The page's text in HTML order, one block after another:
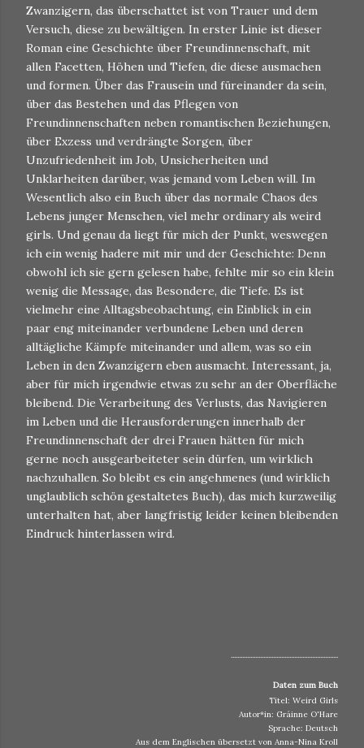
Zwanzigern, das überschattet ist von Trauer und dem
Versuch, diese zu bewältigen. In erster Linie ist dieser
Roman eine Geschichte über Freundinnenschaft, mit
allen Facetten, Höhen und Tiefen, die diese ausmachen
und formen. Über das Frausein und füreinander da sein,
über das Bestehen und das Pflegen von
Freundinnenschaften neben romantischen Beziehungen,
über Exzess und verdrängte Sorgen, über
Unzufriedenheit im Job, Unsicherheiten und
Unklarheiten darüber, was jemand vom Leben will. Im
Wesentlich also ein Buch über das normale Chaos des
Lebens junger Menschen, viel mehr ordinary als weird
girls. Und genau da liegt für mich der Punkt, weswegen
ich ein wenig hadere mit mir und der Geschichte: Denn
obwohl ich sie gern gelesen habe, fehlte mir so ein klein
wenig die Message, das Besondere, die Tiefe. Es ist
vielmehr eine Alltagsbeobachtung, ein Einblick in ein
paar eng miteinander verbundene Leben und deren
alltägliche Kämpfe miteinander und allem, was so ein
Leben in den Zwanzigern eben ausmacht. Interessant, ja,
aber für mich irgendwie etwas zu sehr an der Oberfläche
bleibend. Die Verarbeitung des Verlusts, das Navigieren
im Leben und die Herausforderungen innerhalb der
Freundinnenschaft der drei Frauen hätten für mich
gerne noch ausgearbeiteter sein dürfen, um wirklich
nachzuhallen. So bleibt es ein angehmenes (und wirklich
unglaublich schön gestaltetes Buch), das mich kurzweilig
unterhalten hat, aber langfristig leider keinen bleibenden
Eindruck hinterlassen wird.
..................................................................
Daten zum Buch
Titel: Weird Girls
Autor*in: Gráinne O'Hare
Sprache: Deutsch
Aus dem Englischen übersetzt von Anna-Nina Kroll